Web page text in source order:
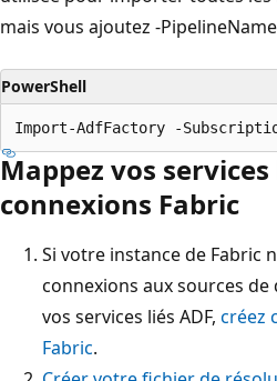
mais vous ajoutez -
PowerShell
Mappez vos
connexions Fabric
Si votre instance de Fabric
connexions aux sources
vos services liés ADF, créez
Fabric.